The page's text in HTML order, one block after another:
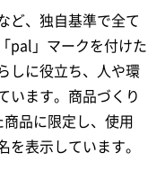
ど、独自基準で全て
pal」マークを付けた
しに役立ち、人や環
います。商品づくり
品に限定し、使用
を表示しています。